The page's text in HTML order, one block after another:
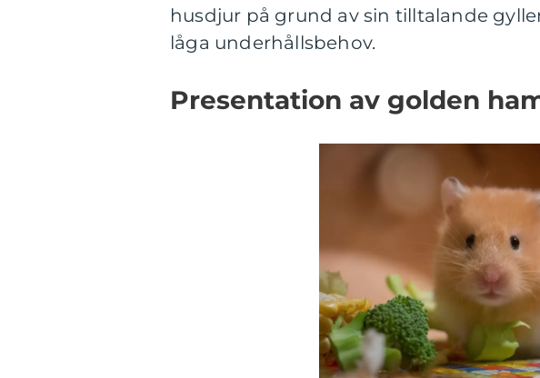
husdjur på grund av sin tilltalande
låga underhållsbehov.
Presentation av golden